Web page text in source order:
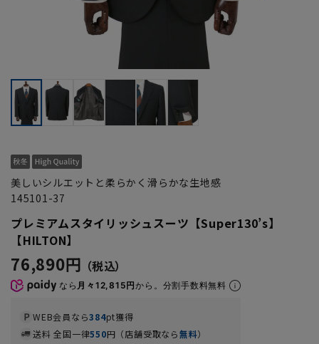
美しいシルエットと柔らかく滑らかな生地感
145101-37
プレミアムスタイリッシュスーツ【Super130’s】
【HILTON】
76,890円
なら 月々12,815円から。分割手数料無料
WEB会員なら384pt獲得
送料 全国一律550円（店舗受取なら無料）